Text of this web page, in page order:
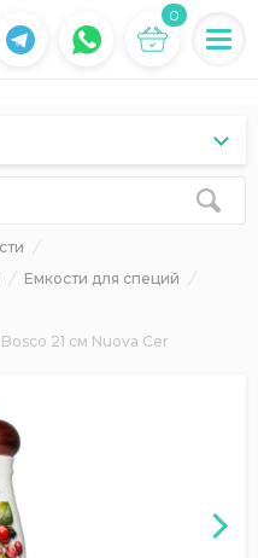
0
Емкости для специй
21 см Nuova Cer